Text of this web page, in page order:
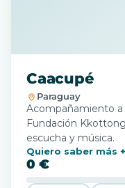
Caacupé
Paraguay
Acompañamiento a
Fundación
escucha y música.
Quiero saber más
0 €